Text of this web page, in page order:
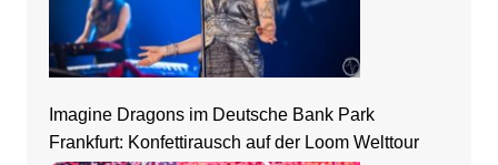
Imagine Dragons im Deutsche Bank Park
Frankfurt: Konfettirausch auf der Loom Welttour